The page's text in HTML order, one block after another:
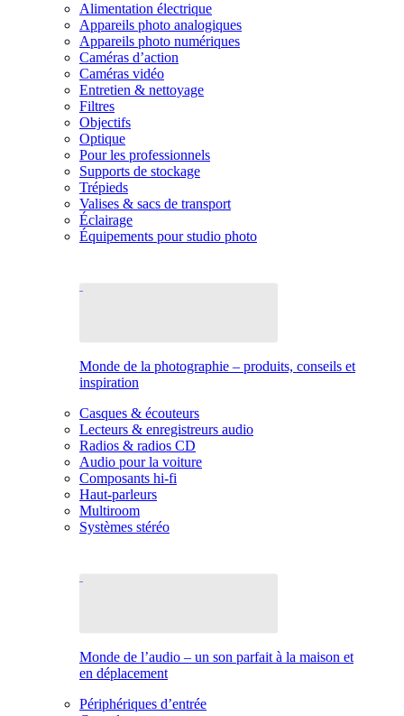
Alimentation électrique
Appareils photo analogiques
Appareils photo numériques
Caméras d’action
Caméras vidéo
Entretien & nettoyage
Filtres
Objectifs
Optique
Pour les professionnels
Supports de stockage
Trépieds
Valises & sacs de transport
Éclairage
Équipements pour studio photo
Monde de la photographie – produits, conseils et
inspiration
Casques & écouteurs
Lecteurs & enregistreurs audio
Radios & radios CD
Audio pour la voiture
Composants hi-fi
Haut-parleurs
Multiroom
Systèmes stéréo
Monde de l’audio – un son parfait à la maison et
en déplacement
Périphériques d’entrée